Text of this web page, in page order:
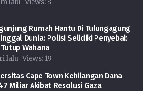
lalu Views: 8
Rumah Hantu Di Tulungagung
Dunia: Polisi Selidiki Penyebab
Tutup Wahana
lalu Views: 19
Cape Town Kehilangan Dana
Miliar Akibat Resolusi Gaza